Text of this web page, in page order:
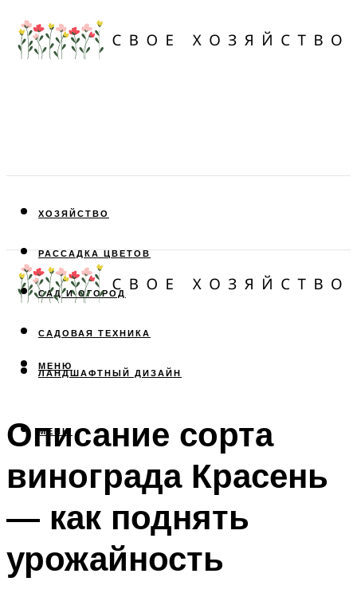
ХОЗЯЙСТВО
РАССАДКА ЦВЕТОВ
САД И ОГОРОД
САДОВАЯ ТЕХНИКА
ЛАНДШАФТНЫЙ ДИЗАЙН
МЕНЮ
МЕНЮ
Описание сорта
винограда Красень
— как поднять
урожайность